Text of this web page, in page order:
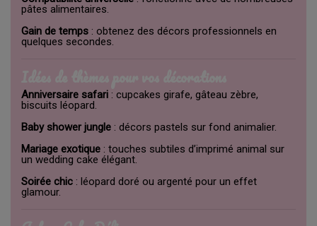
pâtes alimentaires.
Gain de temps : obtenez des décors professionnels en
quelques secondes.
Anniversaire safari : cupcakes girafe, gâteau zèbre,
biscuits léopard.
Baby shower jungle : décors pastels sur fond animalier.
Mariage exotique : touches subtiles d’imprimé animal sur
un wedding cake élégant.
Soirée chic : léopard doré ou argenté pour un effet
glamour.